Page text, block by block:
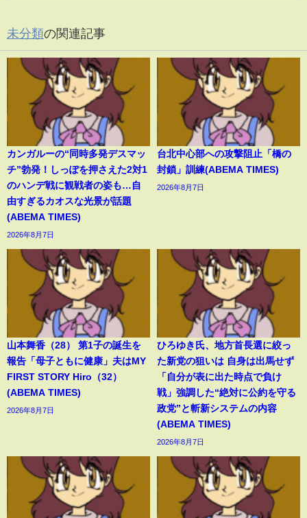
未分類の関連記事
カンガルーの“同時多発デスマッ
チ”勃発！しっぽを押さえた2対1
のハンデ戦に観戦者の姿も…自
由すぎるカオスな光景が話題
(ABEMA TIMES)
2026年8月7日
台北中心部への攻撃阻止「橋の
封鎖」訓練(ABEMA TIMES)
2026年8月7日
山本舞香（28） 第1子の誕生を
報告「母子ともに健康」夫はMY
FIRST STORY Hiro（32）
(ABEMA TIMES)
2026年8月7日
ひろゆき氏、地方首長選に絞っ
た新党の狙いは 自身は出馬せず
「自分が表に出た時点で負け
戦」強調した“絶対に公約を守る
政党”と斬新システムの内容
(ABEMA TIMES)
2026年8月7日